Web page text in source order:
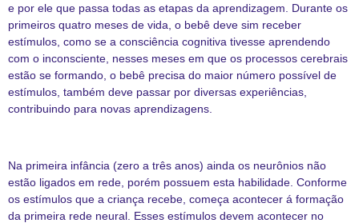
e por ele que passa todas as etapas da aprendizagem. Durante os
primeiros quatro meses de vida, o bebê deve sim receber
estímulos, como se a consciência cognitiva tivesse aprendendo
com o inconsciente, nesses meses em que os processos cerebrais
estão se formando, o bebê precisa do maior número possível de
estímulos, também deve passar por diversas experiências,
contribuindo para novas aprendizagens.
Na primeira infância (zero a três anos) ainda os neurônios não
estão ligados em rede, porém possuem esta habilidade. Conforme
os estímulos que a criança recebe, começa acontecer á formação
da primeira rede neural. Esses estímulos devem acontecer no